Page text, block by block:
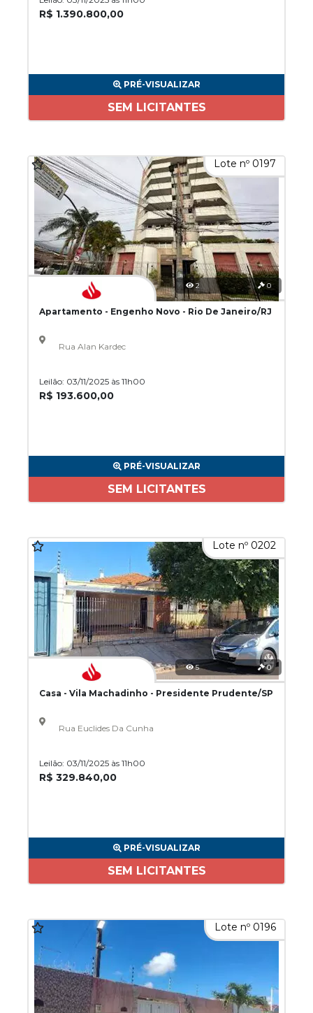
R$ 1.390.800,00
PRÉ-VISUALIZAR
SEM LICITANTES
Lote nº 0197
2 0
Apartamento - Engenho Novo - Rio De Janeiro/RJ
Rua Alan Kardec
Leilão: 03/11/2025 às 11h00
R$ 193.600,00
PRÉ-VISUALIZAR
SEM LICITANTES
Lote nº 0202
5 0
Casa - Vila Machadinho - Presidente Prudente/SP
Rua Euclides Da Cunha
Leilão: 03/11/2025 às 11h00
R$ 329.840,00
PRÉ-VISUALIZAR
SEM LICITANTES
Lote nº 0196